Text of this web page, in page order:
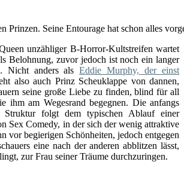
Prinzen. Seine Entourage hat schon alles
unzähliger B-Horror-Kultstreifen wartet
Belohnung, zuvor jedoch ist noch ein langer
Nicht anders alsEddie Murphy, der einst
also auch Prinz Scheuklappe von dannen,
seine große Liebe zu finden, blind für all
ihm am Wegesrand begegnen. Die anfangs
Struktur folgt dem typischen Ablauf einer
Sex Comedy, in der sich der wenig attraktive
vor begierigen Schönheiten, jedoch entgegen
eine nach der anderen abblitzen lässt,
zur Frau seiner Träume durchzuringen.